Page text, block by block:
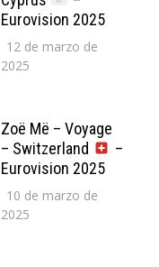
Eurovision 2025
12 de marzo de
2025
Zoë Më – Voyage
– Switzerland
–
Eurovision 2025
10 de marzo de
2025